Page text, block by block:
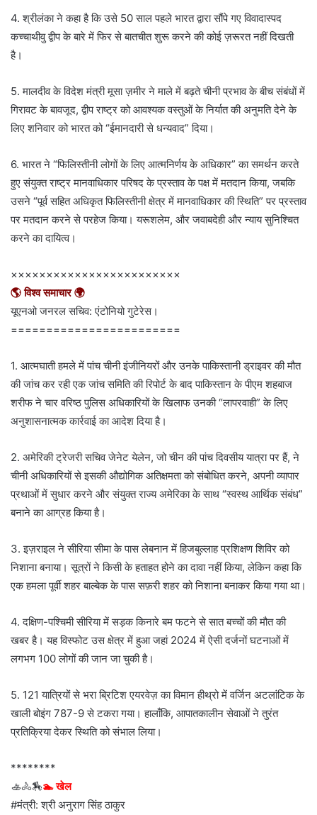
4. श्रीलंका ने कहा है कि उसे 50 साल पहले भारत द्वारा सौंपे गए विवादास्पद
कच्चाथीवु द्वीप के बारे में फिर से बातचीत शुरू करने की कोई ज़रूरत नहीं दिखती
है।
5. मालदीव के विदेश मंत्री मूसा ज़मीर ने माले में बढ़ते चीनी प्रभाव के बीच संबंधों में
गिरावट के बावजूद, द्वीप राष्ट्र को आवश्यक वस्तुओं के निर्यात की अनुमति देने के
लिए शनिवार को भारत को “ईमानदारी से धन्यवाद” दिया।
6. भारत ने “फिलिस्तीनी लोगों के लिए आत्मनिर्णय के अधिकार” का समर्थन करते
हुए संयुक्त राष्ट्र मानवाधिकार परिषद के प्रस्ताव के पक्ष में मतदान किया, जबकि
उसने “पूर्व सहित अधिकृत फिलिस्तीनी क्षेत्र में मानवाधिकार की स्थिति” पर प्रस्ताव
पर मतदान करने से परहेज किया। यरूशलेम, और जवाबदेही और न्याय सुनिश्चित
करने का दायित्व।
××××××××××××××××××××××××
🌎 विश्व समाचार 🌍
यूएनओ जनरल सचिव: एंटोनियो गुटेरेस।
========================
1. आत्मघाती हमले में पांच चीनी इंजीनियरों और उनके पाकिस्तानी ड्राइवर की मौत
की जांच कर रही एक जांच समिति की रिपोर्ट के बाद पाकिस्तान के पीएम शहबाज
शरीफ ने चार वरिष्ठ पुलिस अधिकारियों के खिलाफ उनकी “लापरवाही” के लिए
अनुशासनात्मक कार्रवाई का आदेश दिया है।
2. अमेरिकी ट्रेजरी सचिव जेनेट येलेन, जो चीन की पांच दिवसीय यात्रा पर हैं, ने
चीनी अधिकारियों से इसकी औद्योगिक अतिक्षमता को संबोधित करने, अपनी व्यापार
प्रथाओं में सुधार करने और संयुक्त राज्य अमेरिका के साथ “स्वस्थ आर्थिक संबंध”
बनाने का आग्रह किया है।
3. इज़राइल ने सीरिया सीमा के पास लेबनान में हिजबुल्लाह प्रशिक्षण शिविर को
निशाना बनाया। सूत्रों ने किसी के हताहत होने का दावा नहीं किया, लेकिन कहा कि
एक हमला पूर्वी शहर बाल्बेक के पास सफ़री शहर को निशाना बनाकर किया गया था।
4. दक्षिण-पश्चिमी सीरिया में सड़क किनारे बम फटने से सात बच्चों की मौत की
खबर है। यह विस्फोट उस क्षेत्र में हुआ जहां 2024 में ऐसी दर्जनों घटनाओं में
लगभग 100 लोगों की जान जा चुकी है।
5. 121 यात्रियों से भरा ब्रिटिश एयरवेज़ का विमान हीथ्रो में वर्जिन अटलांटिक के
खाली बोइंग 787-9 से टकरा गया। हालाँकि, आपातकालीन सेवाओं ने तुरंत
प्रतिक्रिया देकर स्थिति को संभाल लिया।
********
🚣🚴🏇🏊 खेल
#मंत्री: श्री अनुराग सिंह ठाकुर